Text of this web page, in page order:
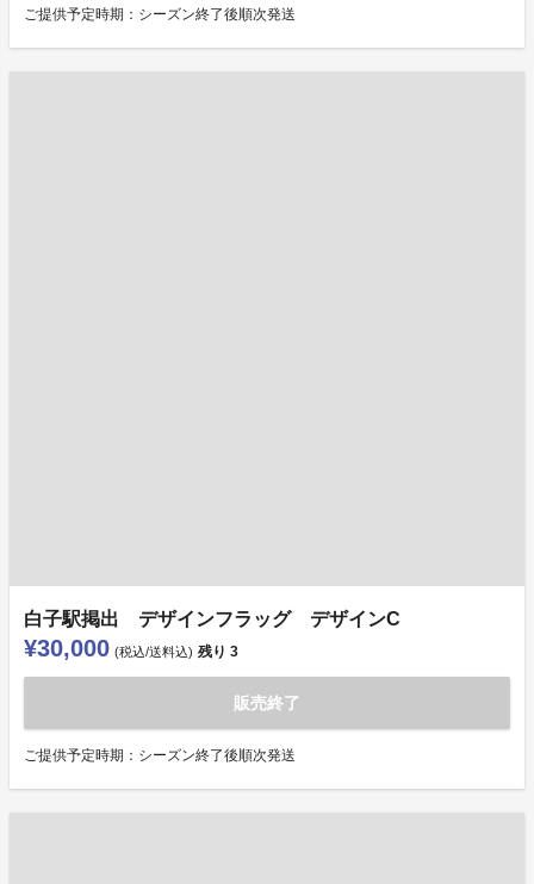
ご提供予定時期：シーズン終了後順次発送
白子駅掲出 デザインフラッグ デザインC
¥30,000 (税込/送料込) 残り 3
販売終了
ご提供予定時期：シーズン終了後順次発送